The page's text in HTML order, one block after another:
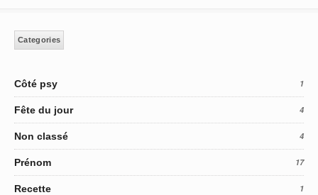
Categories
Côté psy 1
Fête du jour 4
Non classé 4
Prénom 17
Recette 1